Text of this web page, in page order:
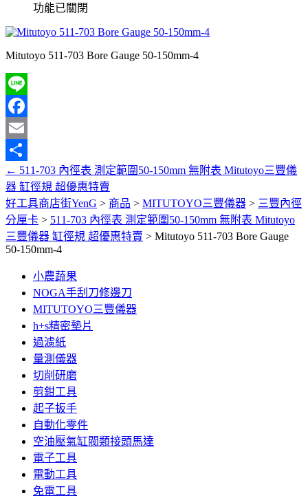
功能已關閉
Mitutoyo 511-703 Bore Gauge 50-150mm-4
Line
Facebook
Email
分
享
← 511-703 內徑表 測定範圍50-150mm 無附表 Mitutoyo三豐儀
器 缸徑規 超優惠特賣
好工具商店街YenG > 商品 > MITUTOYO三豐儀器 > 三豐內徑
分厘卡 > 511-703 內徑表 測定範圍50-150mm 無附表 Mitutoyo
三豐儀器 缸徑規 超優惠特賣 > Mitutoyo 511-703 Bore Gauge
50-150mm-4
小農蔬果
NOGA手刮刀修邊刀
MITUTOYO三豐儀器
h+s精密墊片
過濾紙
量測儀器
切削研磨
剪鉗工具
起子扳手
自動化零件
空油壓氣缸閥類接頭馬達
電子工具
電動工具
免電工具